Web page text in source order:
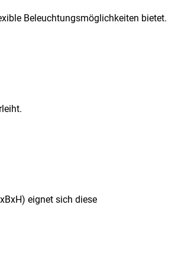
Beleuchtungsmöglichkeiten bietet.
eignet sich diese